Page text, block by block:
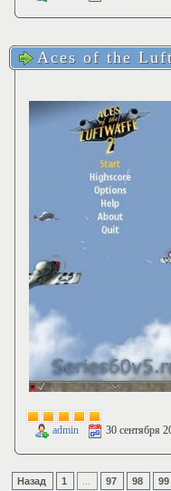
Aces of the
admin 30 сентября
Назад 1 97 98 99